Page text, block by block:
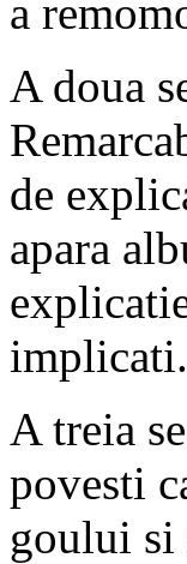
a
A doua
de
apara
implicati.
A treia
povesti
goului si